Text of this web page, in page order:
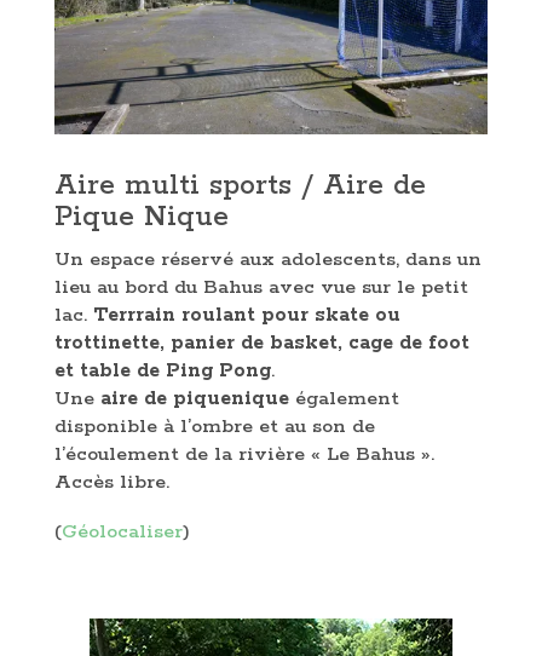
Aire multi sports / Aire de
Pique Nique
Un espace réservé aux adolescents, dans un
lieu au bord du Bahus avec vue sur le petit
lac. Terrrain roulant pour skate ou
trottinette, panier de basket, cage de foot
et table de Ping Pong.
Une aire de piqueniqueégalement
disponible à l’ombre et au son de
l’écoulement de la rivière « Le Bahus ».
Accès libre.
(Géolocaliser)